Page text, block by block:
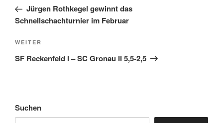
Beitrag
Jürgen Rothkegel gewinnt das
Schnellschachturnier im Februar
Nächster
Beitrag
WEITER
SF Reckenfeld I – SC Gronau II 5,5-2,5
Suchen